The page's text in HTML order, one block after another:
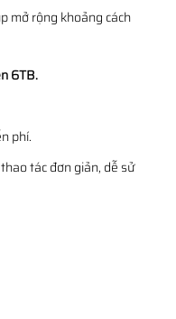
mở rộng khoảng cách
6TB.
phí.
tác đơn giản, dễ sử